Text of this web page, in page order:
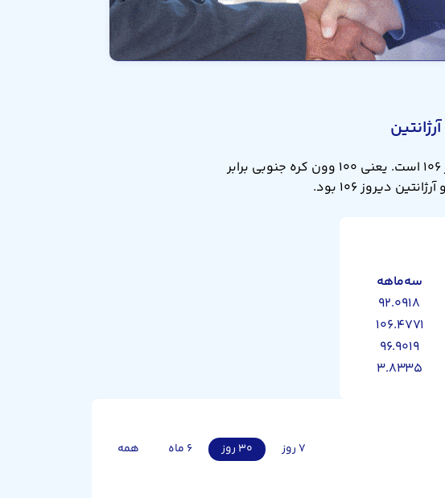
نرخ تبدیل صد وون کره جنوبی به پزو آرژانتین امروز شنبه ۱۷ مرداد ۱۴۰۵ برابر ۱۰۶ است. یعنی ۱۰۰ وون کره جنوبی برابر
سه‌ماهه
۹۲.۰۹۱۸
۱۰۶.۴۷۷۱
۹۶.۹۰۱۹
۳.۸۳۳۵
۷ روز ۳۰ روز ۶ ماه همه